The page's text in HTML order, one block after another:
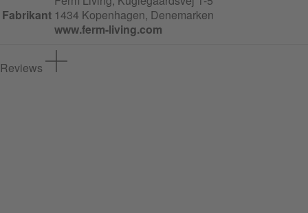
Fabrikant 1434 Kopenhagen, Denemarken
www.ferm-living.com
Reviews